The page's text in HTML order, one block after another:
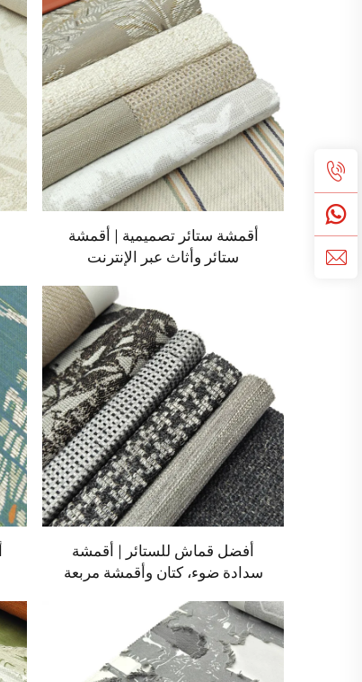
أقمشة ستائر تصميمية | أقمشة
ستائر وأثاث عبر الإنترنت
أفضل قماش للستائر | أقمشة
سدادة ضوء، كتان وأقمشة مربعة